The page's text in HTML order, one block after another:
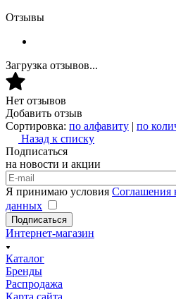
Отзывы
Загрузка отзывов...
Нет отзывов
Добавить отзыв
Сортировка: по алфавиту | по
Назад к списку
Подписаться
на новости и акции
Я принимаю условия Соглашения
данных
Подписаться
Интернет-магазин
Каталог
Бренды
Распродажа
Карта сайта